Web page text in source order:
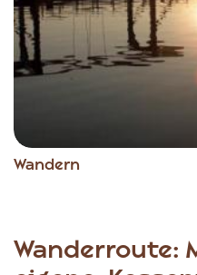
Wandern
Item
Wanderroute: